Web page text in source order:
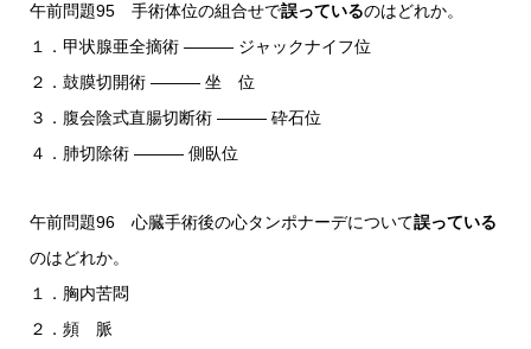
午前問題95 手術体位の組合せで誤っているのはどれか。
１．甲状腺亜全摘術 ――― ジャックナイフ位
２．鼓膜切開術 ――― 坐 位
３．腹会陰式直腸切断術 ――― 砕石位
４．肺切除術 ――― 側臥位
午前問題96 心臓手術後の心タンポナーデについて誤っている
のはどれか。
１．胸内苦悶
２．頻 脈